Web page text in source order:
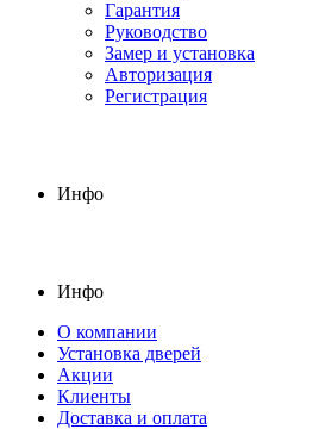
Гарантия
Руководство
Замер и установка
Авторизация
Регистрация
Инфо
Инфо
О компании
Установка дверей
Акции
Клиенты
Доставка и оплата